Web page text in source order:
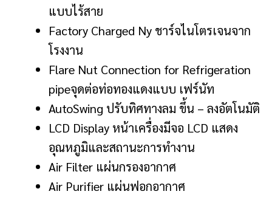
แบบไร้สาย
Factory Charged Ny ชาร์จไนโตรเจนจาก
โรงงาน
Flare Nut Connection for Refrigeration
pipeจุดต่อท่อทองแดงแบบ เฟร์นัท
AutoSwing ปรับทิศทางลม ขึ้น – ลงอัตโนมัติ
LCD Display หน้าเครื่องมีจอ LCD แสดง
อุณหภูมิและสถานะการทํางาน
Air Filter แผ่นกรองอากาศ
Air Purifier แผ่นฟอกอากาศ